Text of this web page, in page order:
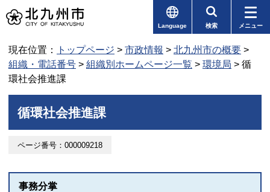
Language 検索 メニュー
現在位置： トップページ > 市政情報 > 北九州市の概要 >
組織・電話番号 > 組織別ホームページ一覧 > 環境局 > 循
環社会推進課
循環社会推進課
ページ番号：000009218
事務分掌